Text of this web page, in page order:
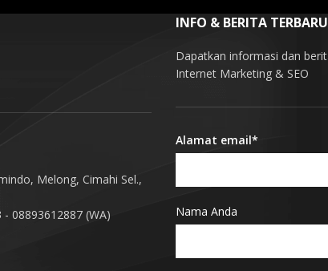
Melong, Cimahi Sel.,
08893612887 (WA)
INFO & BERITA TERBARU
Dapatkan informasi dan
Internet Marketing & SEO
Alamat email*
Nama Anda